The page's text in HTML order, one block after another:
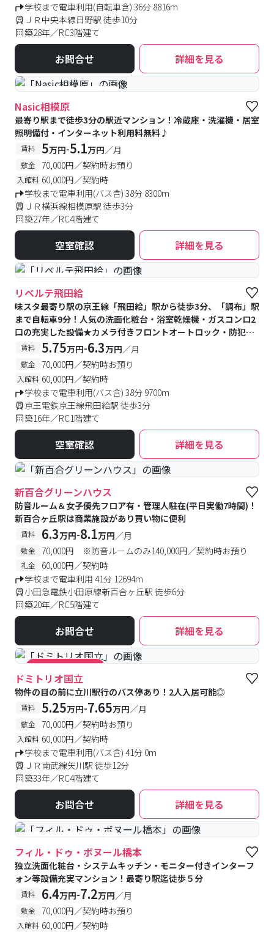
学校まで電車利用(自転車含) 36分 8816m
ＪＲ中央本線日野駅 徒歩10分
築28年／RC3階建て
お問合せ 詳細を見る
#予約受付中 #空室待ち
Nasic相模原
最寄り駅まで徒歩3分の駅近マンション！冷蔵庫・洗濯機・居室
照明備付・インターネット利用料無料♪
賃料 5万円-5.1万円／月
敷金 70,000円／契約時お預り
入館料 60,000円／契約時
学校まで電車利用(バス含) 38分 8300m
ＪＲ横浜線相模原駅 徒歩3分
築27年／RC4階建て
空室確認 詳細を見る
#予約受付中 #空室待ち
リベルテ飛田給
味スタ最寄り駅の京王線「飛田給」駅から徒歩3分、「調布」駅
まで自転車9分！人気の洗面化粧台・浴室乾燥機・ガスコンロ2
口の充実した設備★カメラ付きフロントオートロック・防犯カ
メラ・モニター付きインターホンがあり安心♪
賃料 5.75万円-6.3万円／月
敷金 70,000円／契約時お預り
入館料 60,000円／契約時
学校まで電車利用(バス含) 38分 9700m
京王電鉄京王線飛田給駅 徒歩3分
築16年／RC1階建て
空室確認 詳細を見る
新百合グリーンハウス
防音ルーム＆女子優先フロア有・管理人駐在(平日実働7時間)！
新百合ヶ丘駅は商業施設があり買い物に便利
賃料 6.3万円-8.1万円／月
敷金 70,000円 ※防音ルームのみ140,000円／契約時お預り
礼金
60,000円／契約時
学校まで電車利用 41分 12694m
小田急電鉄小田原線新百合ヶ丘駅 徒歩6分
築20年／RC5階建て
お問合せ 詳細を見る
#キャンペーン実施中
ドミトリオ国立
物件の目の前に立川駅行のバス停あり！2人入居可能◎
賃料 5.25万円-7.65万円／月
敷金 70,000円／契約時お預り
入館料 60,000円／契約時
学校まで電車利用(バス含) 41分 0m
ＪＲ南武線矢川駅 徒歩12分
築33年／RC4階建て
お問合せ 詳細を見る
#予約受付中 #空室待ち
フィル・ドゥ・ボヌール橋本
独立洗面化粧台・システムキッチン・モニター付きインターフ
ォン等設備充実マンション！最寄り駅迄徒歩５分
賃料 6.4万円-7.2万円／月
敷金 70,000円／契約時お預り
入館料 60,000円／契約時